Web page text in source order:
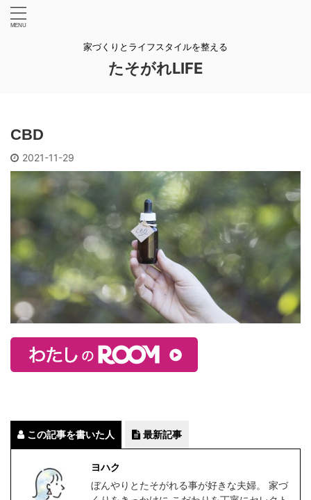
家づくりとライフスタイルを整える
たそがれLIFE
CBD
2021-11-29
この記事を書いた人 最新記事
ヨハク
ぼんやりとたそがれる事が好きな夫婦。 家づ